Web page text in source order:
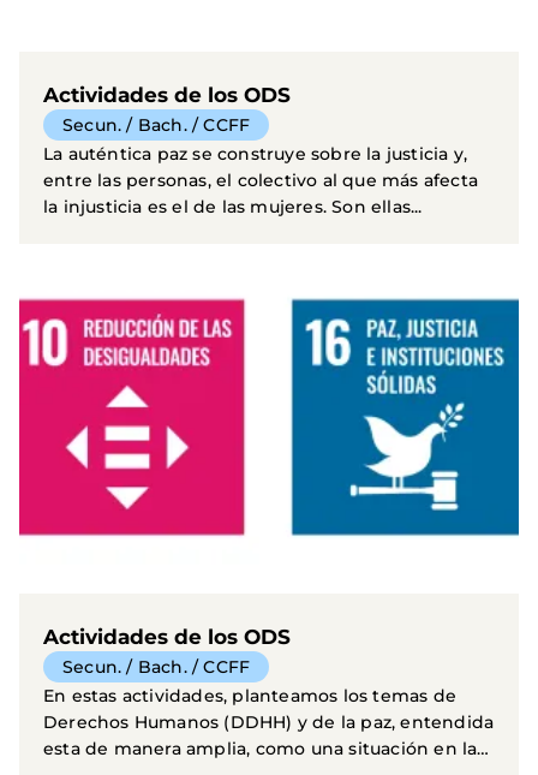
Actividades de los ODS
Secun. / Bach. / CCFF
La auténtica paz se construye sobre la justicia y,
entre las personas, el colectivo al que más afecta
la injusticia es el de las mujeres. Son ellas...
Actividades de los ODS
Secun. / Bach. / CCFF
En estas actividades, planteamos los temas de
Derechos Humanos (DDHH) y de la paz, entendida
esta de manera amplia, como una situación en la